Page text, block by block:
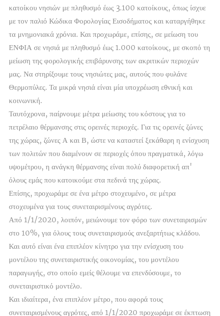
κατοίκου νησιών με πληθυσμό έως 3.100 κατοίκους, όπως ίσχυε
με τον παλιό Κώδικα Φορολογίας Εισοδήματος και καταργήθηκε
τα μνημονιακά χρόνια. Και προχωράμε, επίσης, σε μείωση του
ΕΝΦΙΑ σε νησιά με πληθυσμό έως 1.000 κατοίκους, με σκοπό τη
μείωση της φορολογικής επιβάρυνσης των ακριτικών περιοχών
μας. Να στηρίξουμε τους νησιώτες μας, αυτούς που φυλάνε
Θερμοπύλες. Τα μικρά νησιά είναι μία υποχρέωση εθνική και
κοινωνική.
Ταυτόχρονα, παίρνουμε μέτρα μείωσης του κόστους για το
πετρέλαιο θέρμανσης στις ορεινές περιοχές. Για τις ορεινές ζώνες
της χώρας, ζώνες Α και Β, ώστε να καταστεί ξεκάθαρη η ενίσχυση
των πολιτών που διαμένουν σε περιοχές όπου πραγματικά, λόγω
υψομέτρου, η ανάγκη θέρμανσης είναι πολύ διαφορετική απ'
όλους εμάς που κατοικούμε στα πεδινά της χώρας.
Επίσης, προχωράμε σε ένα μέτρο στοχευμένο, σε μέτρα
στοχευμένα για τους συνεταιρισμένους αγρότες.
Από 1/1/2020, λοιπόν, μειώνουμε τον φόρο των συνεταιρισμών
στο 10%, για όλους τους συνεταιρισμούς ανεξαρτήτως κλάδου.
Και αυτό είναι ένα επιπλέον κίνητρο για την ενίσχυση του
μοντέλου της συνεταιριστικής οικονομίας, του μοντέλου
παραγωγής, στο οποίο εμείς θέλουμε να επενδύσουμε, το
συνεταιριστικό μοντέλο.
Και ιδιαίτερα, ένα επιπλέον μέτρο, που αφορά τους
συνεταιρισμένους αγρότες, από 1/1/2020 προχωράμε σε έκπτωση